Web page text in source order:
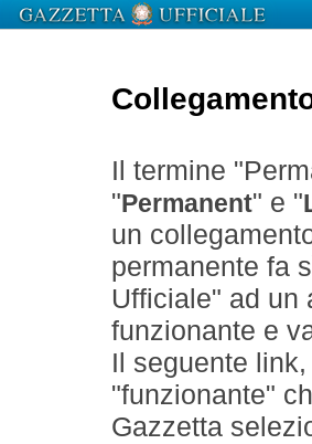
Il termine
" Permanent" e "
un
permanente fa
Ufficiale" ad un
funzionante e
Il seguente
"funzionante"
Gazzetta